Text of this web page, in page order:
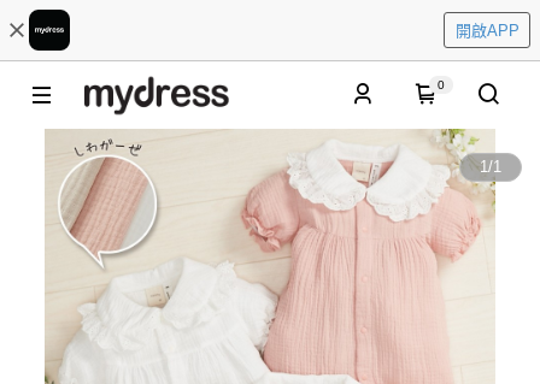
開啟APP
0
1/1